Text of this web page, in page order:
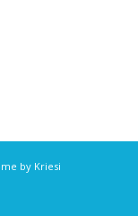
by Kriesi